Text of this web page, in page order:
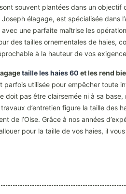
souvent plantées dans un
élagage, est spécialisée dans
une parfaite maîtrise les
des tailles ornementales de haies,
à la hauteur de vos
taille les haies 60 et les rend
parfois utilisée pour empêcher toute
doit pas être clairsemée ni à sa
travaux d’entretien figure la taille des
de l’Oise. Grâce à nos années
pour la taille de vos haies, il